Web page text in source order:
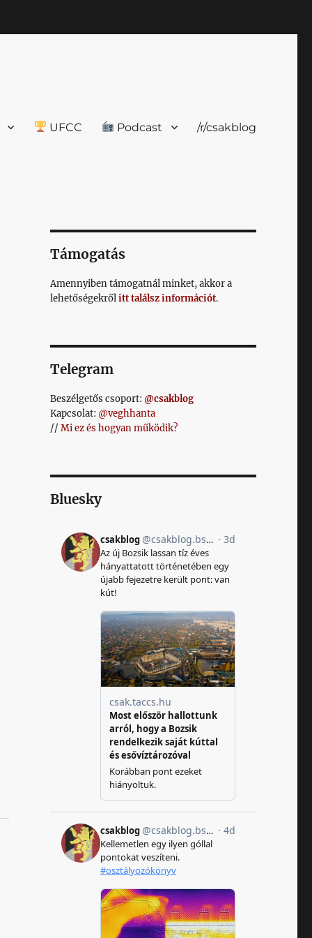
UFCC Podcast /r/csakblog
Támogatás
Amennyiben támogatnál minket, akkor a
lehetőségekrőlitt találsz információt.
Telegram
Beszélgetős csoport: @csakblog
Kapcsolat: @veghhanta
// Mi ez és hogyan működik?
Bluesky